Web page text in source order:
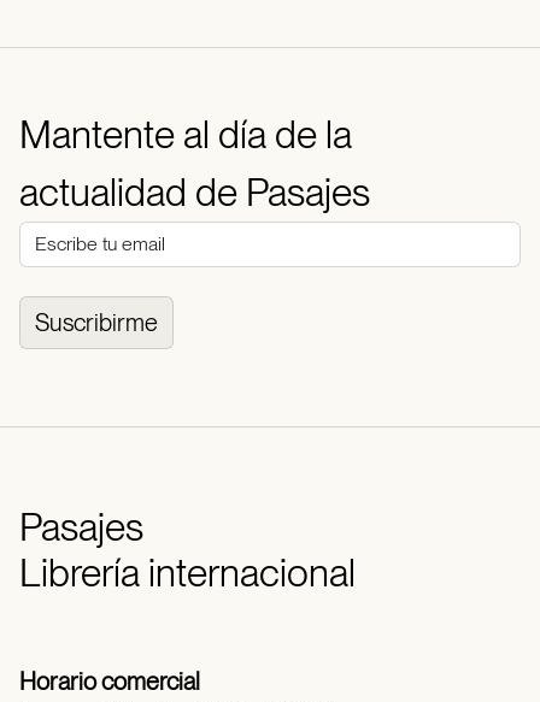
Mantente al día de la
actualidad de Pasajes
Suscribirme
Pasajes
Librería internacional
Horario comercial